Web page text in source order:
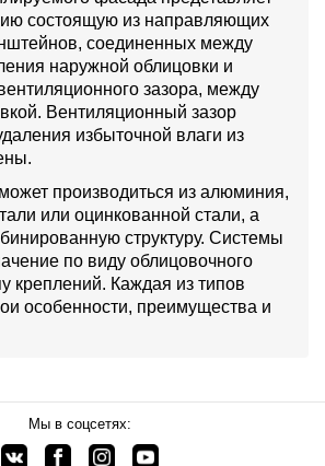
состоящую из направляющих
соединенных между
наружной облицовки и
зазора, между
Вентиляционный зазор
избыточной влаги из
производиться из алюминия,
или оцинкованной стали, а
структуру. Системы
по виду облицовочного
креплений. Каждая из типов
особенности, преимущества и
Мы в соцсетях: